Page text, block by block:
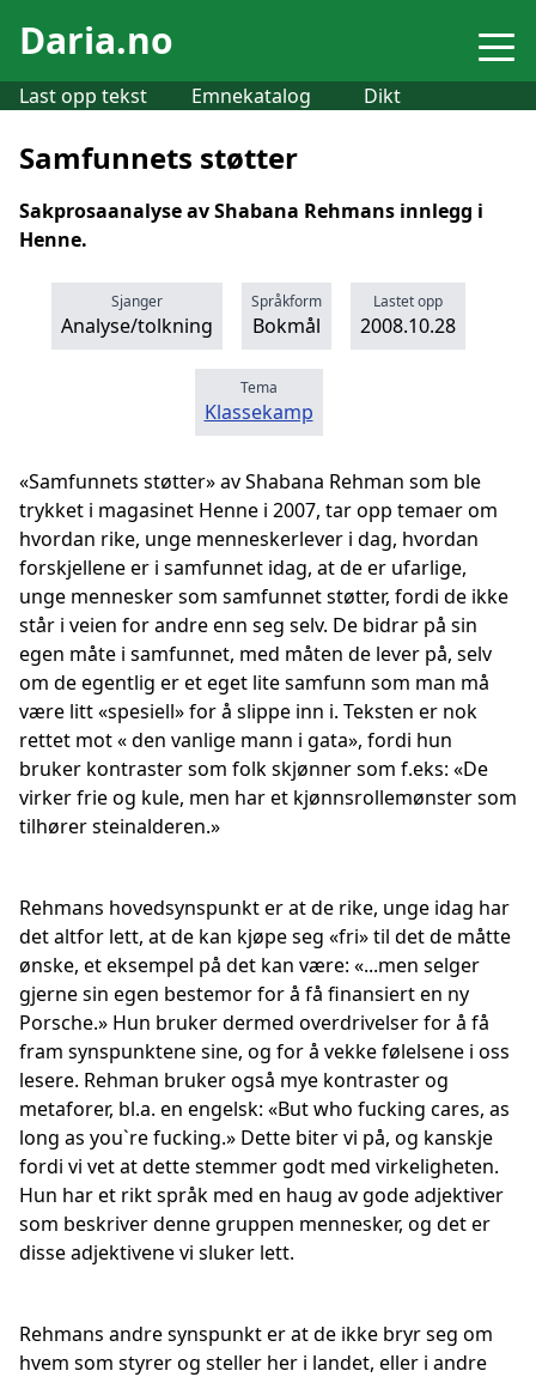
Daria.no
Last opp tekst Emnekatalog Dikt
Samfunnets støtter
Sakprosaanalyse av Shabana Rehmans innlegg i
Henne.
Sjanger
Analyse/tolkning
Språkform
Bokmål
Lastet opp
2008.10.28
Tema
Klassekamp
«Samfunnets støtter» av Shabana Rehman som ble
trykket i magasinet Henne i 2007, tar opp temaer om
hvordan rike, unge menneskerlever i dag, hvordan
forskjellene er i samfunnet idag, at de er ufarlige,
unge mennesker som samfunnet støtter, fordi de ikke
står i veien for andre enn seg selv. De bidrar på sin
egen måte i samfunnet, med måten de lever på, selv
om de egentlig er et eget lite samfunn som man må
være litt «spesiell» for å slippe inn i. Teksten er nok
rettet mot « den vanlige mann i gata», fordi hun
bruker kontraster som folk skjønner som f.eks: «De
virker frie og kule, men har et kjønnsrollemønster som
tilhører steinalderen.»
Rehmans hovedsynspunkt er at de rike, unge idag har
det altfor lett, at de kan kjøpe seg «fri» til det de måtte
ønske, et eksempel på det kan være: «...men selger
gjerne sin egen bestemor for å få finansiert en ny
Porsche.» Hun bruker dermed overdrivelser for å få
fram synspunktene sine, og for å vekke følelsene i oss
lesere. Rehman bruker også mye kontraster og
metaforer, bl.a. en engelsk: «But who fucking cares, as
long as you`re fucking.» Dette biter vi på, og kanskje
fordi vi vet at dette stemmer godt med virkeligheten.
Hun har et rikt språk med en haug av gode adjektiver
som beskriver denne gruppen mennesker, og det er
disse adjektivene vi sluker lett.
Rehmans andre synspunkt er at de ikke bryr seg om
hvem som styrer og steller her i landet, eller i andre